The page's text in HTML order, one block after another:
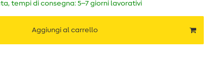
tempi di consegna: 5–7 giorni lavorativi
Aggiungi al carrello